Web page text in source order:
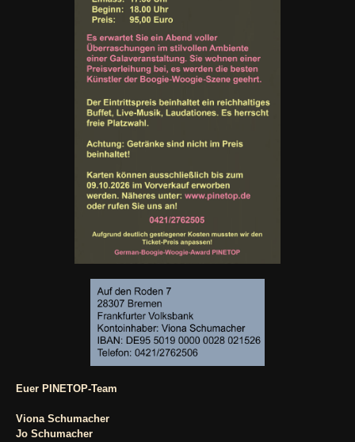
Euer PINETOP-Team
Viona Schumacher
Jo Schumacher